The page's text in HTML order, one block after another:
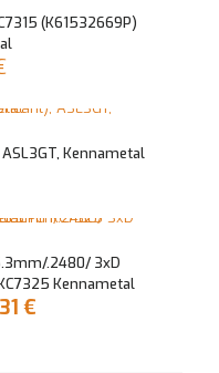
(K61532669P)
Kennametal
.2480/ 3xD
Kennametal
€